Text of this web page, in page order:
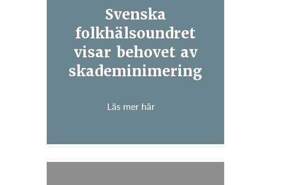
Svenska
folkhälsoundret
visar behovet av
skademinimering
Läs mer här